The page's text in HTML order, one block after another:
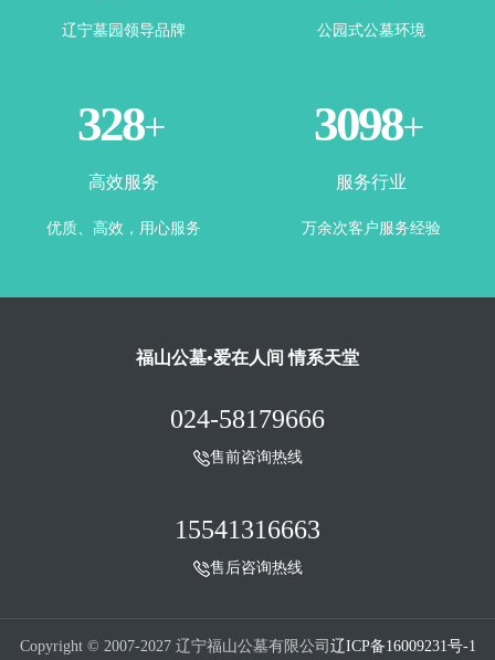
辽宁墓园领导品牌 公园式公墓环境
365+
高效服务
优质、高效，用心服务
3500+
服务行业
万余次客户服务经验
福山公墓•爱在人间 情系天堂
024-58179666
售前咨询热线
15541316663
售后咨询热线
Copyright © 2007-2027 辽宁福山公墓有限公司 辽ICP备16009231号-1